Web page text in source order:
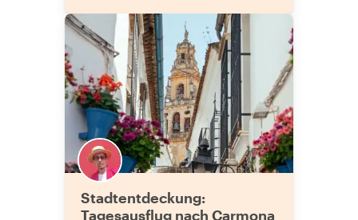
Stadtentdeckung:
Tagesausflug nach Carmona